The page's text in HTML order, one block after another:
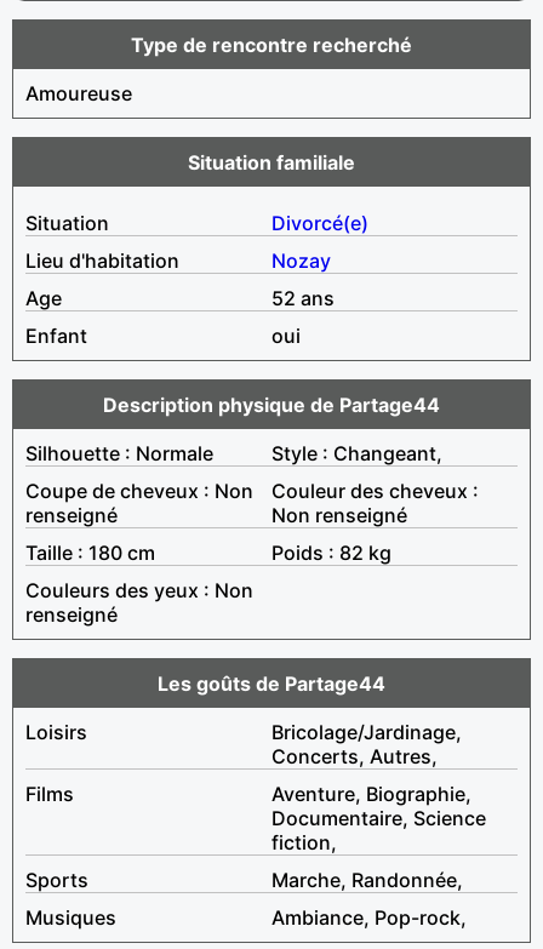
Type de rencontre recherché
Amoureuse
Situation familiale
Situation
Divorcé(e)
Lieu d'habitation
Nozay
Age
52 ans
Enfant
oui
Description physique de Partage44
Silhouette : Normale
Style : Changeant,
Coupe de cheveux : Non
renseigné
Couleur des cheveux :
Non renseigné
Taille : 180 cm
Poids : 82 kg
Couleurs des yeux : Non
renseigné
Les goûts de Partage44
Loisirs
Bricolage/Jardinage,
Concerts, Autres,
Films
Aventure, Biographie,
Documentaire, Science
fiction,
Sports
Marche, Randonnée,
Musiques
Ambiance, Pop-rock,